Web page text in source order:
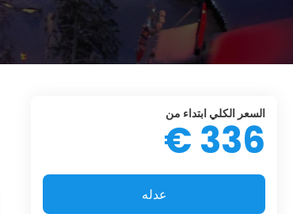
السعر الكلي ابتداء من
336 €
عدله